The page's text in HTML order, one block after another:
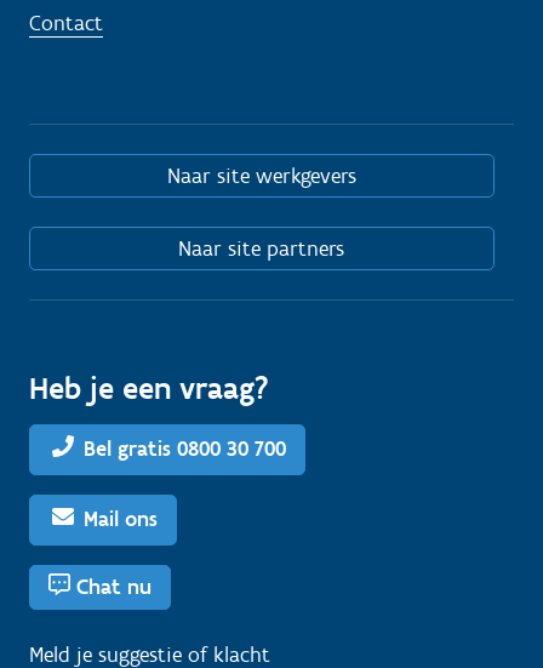
Contact
Naar site werkgevers
Naar site partners
Heb je een vraag?
Bel gratis 0800 30 700
Mail ons
Chat nu
Meld je suggestie of klacht